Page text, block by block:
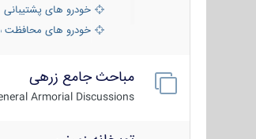
خودرو های
خودرو های محافظت
مباحث جامع زرهی
Armorial Discussions